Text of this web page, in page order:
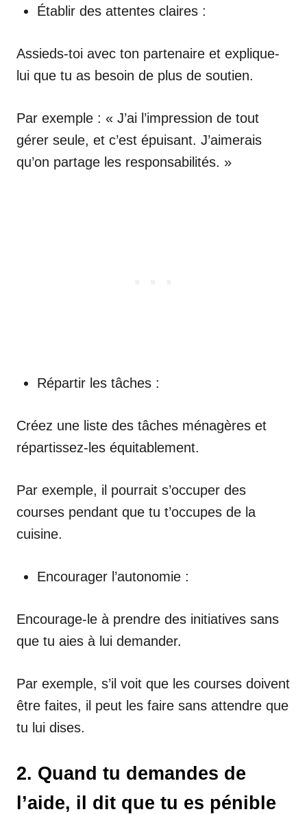
Établir des attentes claires :
Assieds-toi avec ton partenaire et explique-
lui que tu as besoin de plus de soutien.
Par exemple : « J’ai l’impression de tout
gérer seule, et c’est épuisant. J’aimerais
qu’on partage les responsabilités. »
Répartir les tâches :
Créez une liste des tâches ménagères et
répartissez-les équitablement.
Par exemple, il pourrait s’occuper des
courses pendant que tu t’occupes de la
cuisine.
Encourager l’autonomie :
Encourage-le à prendre des initiatives sans
que tu aies à lui demander.
Par exemple, s’il voit que les courses doivent
être faites, il peut les faire sans attendre que
tu lui dises.
2. Quand tu demandes de
l’aide, il dit que tu es pénible